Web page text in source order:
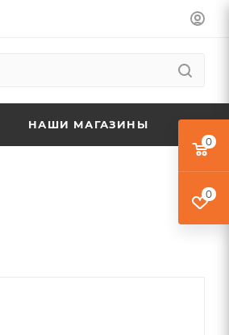
НАШИ МАГАЗИНЫ
0
0